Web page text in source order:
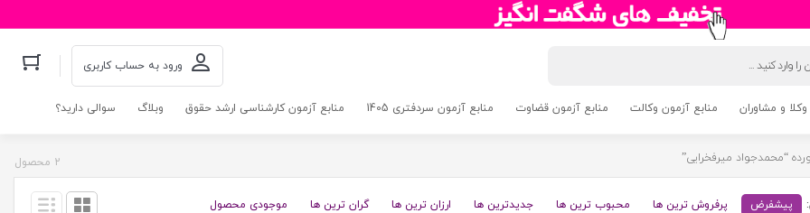
ورود به حساب کاربری
و مشاوران منابع آزمون وکالت منابع آزمون قضاوت منابع آزمون سردفتری 1405 منابع آزمون کارشناسی ارشد حقوق وبلاگ سوالی دارید؟
“محمدجواد میرفخرایی” 2 محصول
پیشفرض پرفروش ترین ها محبوب ترین ها جدیدترین ها ارزان ترین ها گران ترین ها موجودی محصول